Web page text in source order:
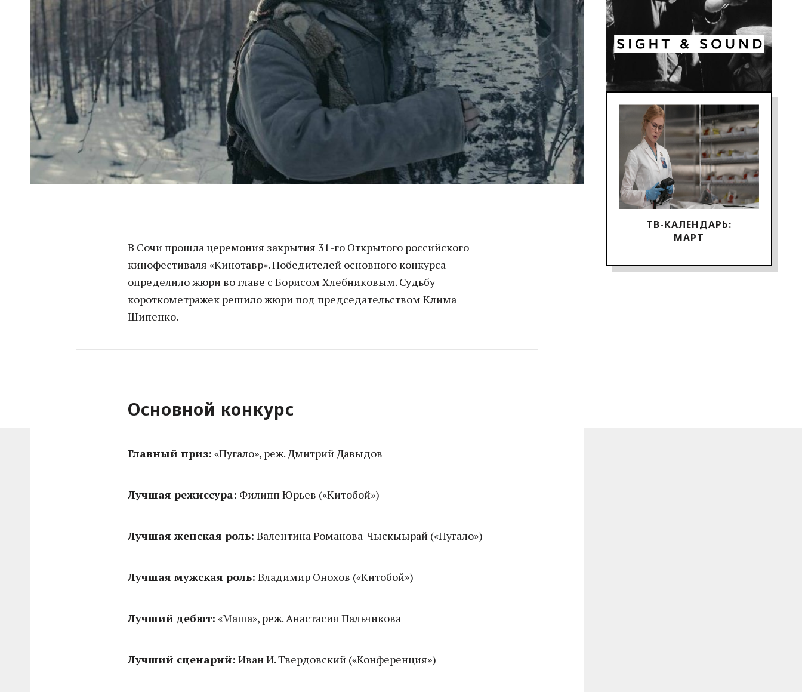
ТВ-КАЛЕНДАРЬ:
МАРТ
В Сочи прошла церемония закрытия 31-го Открытого российского
кинофестиваля «Кинотавр». Победителей основного конкурса
определило жюри во главе с Борисом Хлебниковым. Судьбу
короткометражек решило жюри под председательством Клима
Шипенко.
Основной конкурс
Главный приз: «Пугало», реж. Дмитрий Давыдов
Лучшая режиссура: Филипп Юрьев («Китобой»)
Лучшая женская роль: Валентина Романова-Чыскыырай («Пугало»)
Лучшая мужская роль: Владимир Онохов («Китобой»)
Лучший дебют: «Маша», реж. Анастасия Пальчикова
Лучший сценарий: Иван И. Твердовский («Конференция»)